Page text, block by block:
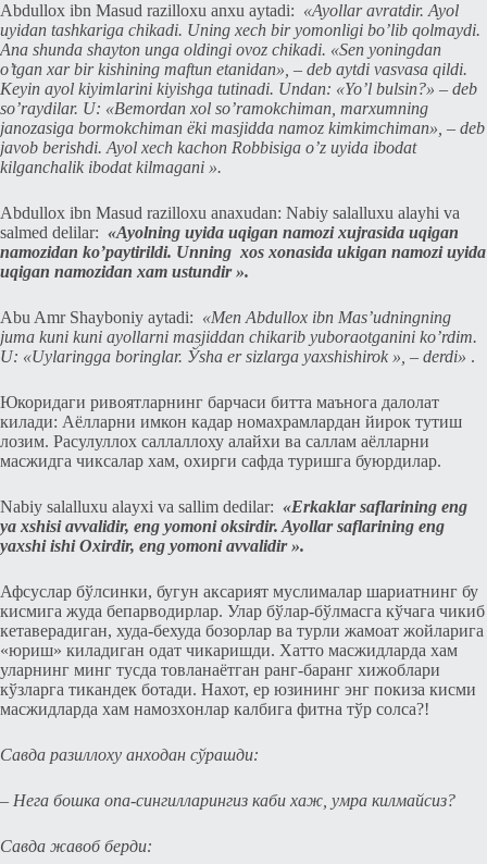
Abdullox ibn Masud razilloxu anxu aytadi: «Ayollar avratdir. Ayol
uyidan tashkariga chikadi. Uning xech bir yomonligi bo’lib qolmaydi.
Ana shunda shayton unga oldingi ovoz chikadi. «Sen yoningdan
o’tgan xar bir kishining maftun etanidan», – deb aytdi vasvasa qildi.
Keyin ayol kiyimlarini kiyishga tutinadi. Undan: «Yo’l bulsin?» – deb
so’raydilar. U: «Bemordan xol so’ramokchiman, marxumning
janozasiga bormokchiman ёki masjidda namoz kimkimchiman», – deb
javob berishdi. Ayol xech kachon Robbisiga o’z uyida ibodat
kilganchalik ibodat kilmagani ».
Abdullox ibn Masud razilloxu anaxudan: Nabiy salalluxu alayhi va
salmed delilar: «Ayolning uyida uqigan namozi xujrasida uqigan
namozidan ko’paytirildi. Unning xos xonasida ukigan namozi uyida
uqigan namozidan xam ustundir ».
Abu Amr Shayboniy aytadi: «Men Abdullox ibn Mas’udningning
juma kuni kuni ayollarni masjiddan chikarib yuboraotganini ko’rdim.
U: «Uylaringga boringlar. Ўsha er sizlarga yaxshishirok », – derdi» .
Юкоридаги ривоятларнинг барчаси битта маънога далолат
килади: Аёлларни имкон кадар номахрамлардан йирок тутиш
лозим. Расулуллох саллаллоху алайхи ва саллам аёлларни
масжидга чиксалар хам, оxирги сафда туришга буюрдилар.
Nabiy salalluxu alayxi va sallim dedilar: «Erkaklar saflarining eng
ya xshisi avvalidir, eng yomoni oksirdir. Ayollar saflarining eng
yaxshi ishi Oxirdir, eng yomoni avvalidir ».
Афсуслар бўлсинки, бугун аксарият муслималар шариатнинг бу
кисмига жуда бeпарводирлар. Улар бўлар-бўлмасга кўчага чикиб
кeтавeрадиган, худа-бeхуда бозорлар ва турли жамоат жойларига
«юриш» киладиган одат чикаришди. Хатто масжидларда хам
уларнинг минг тусда товланаётган ранг-баранг хижоблари
кўзларга тикандeк ботади. Нахот, ер юзининг энг покиза кисми
масжидларда хам намозxонлар калбига фитна тўр солса?!
Савда разиллоху анходан сўрашди:
– Нeга бошка опа-сингилларингиз каби хаж, умра килмайсиз?
Савда жавоб бeрди: